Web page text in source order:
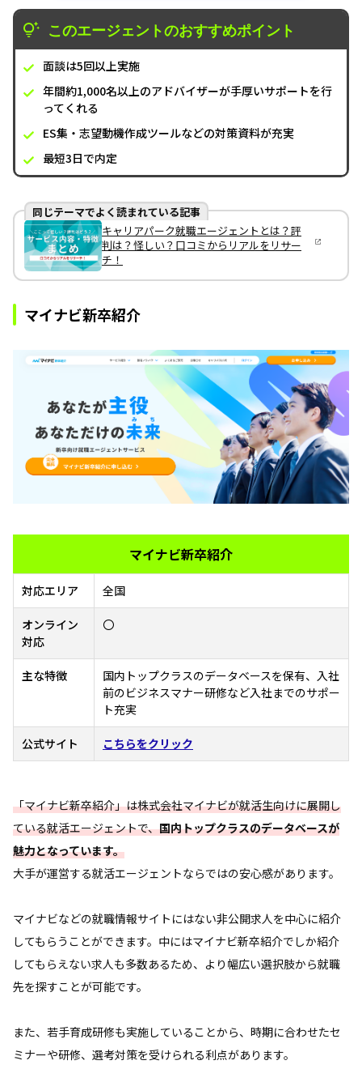
このエージェントのおすすめポイント
面談は5回以上実施
年間約1,000名以上のアドバイザーが手厚いサポートを行
ってくれる
ES集・志望動機作成ツールなどの対策資料が充実
最短3日で内定
同じテーマでよく読まれている記事
キャリアパーク就職エージェントとは？評
判は？怪しい？口コミからリアルをリサー
チ！
マイナビ新卒紹介
マイナビ新卒紹介
対応エリア 全国
オンライン
対応
〇
主な特徴
国内トップクラスのデータベースを保有、入社
前のビジネスマナー研修など入社までのサポー
ト充実
公式サイト こちらをクリック
「マイナビ新卒紹介」は株式会社マイナビが就活生向けに展開し
ている就活エージェントで、国内トップクラスのデータベースが
魅力となっています。
大手が運営する就活エージェントならではの安心感があります。
マイナビなどの就職情報サイトにはない非公開求人を中心に紹介
してもらうことができます。中にはマイナビ新卒紹介でしか紹介
してもらえない求人も多数あるため、より幅広い選択肢から就職
先を探すことが可能です。
また、若手育成研修も実施していることから、時期に合わせたセ
ミナーや研修、選考対策を受けられる利点があります。